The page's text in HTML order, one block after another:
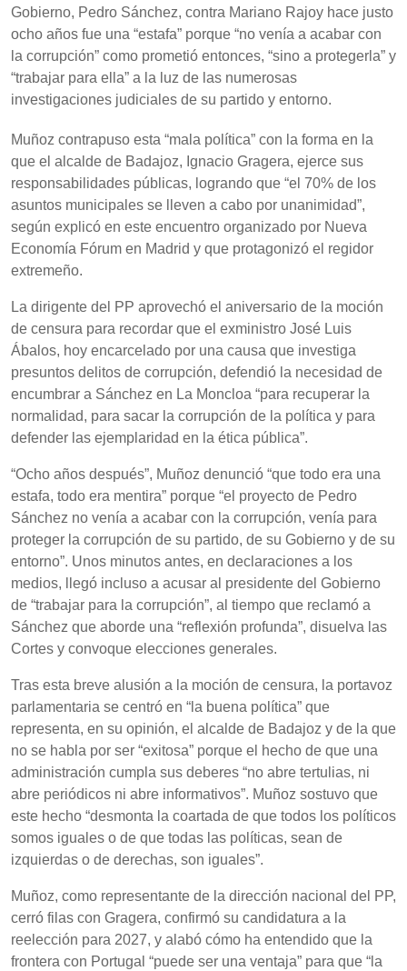
Gobierno, Pedro Sánchez, contra Mariano Rajoy hace justo
ocho años fue una “estafa” porque “no venía a acabar con
la corrupción” como prometió entonces, “sino a protegerla” y
“trabajar para ella” a la luz de las numerosas
investigaciones judiciales de su partido y entorno.
Muñoz contrapuso esta “mala política” con la forma en la
que el alcalde de Badajoz, Ignacio Gragera, ejerce sus
responsabilidades públicas, logrando que “el 70% de los
asuntos municipales se lleven a cabo por unanimidad”,
según explicó en este encuentro organizado por Nueva
Economía Fórum en Madrid y que protagonizó el regidor
extremeño.
La dirigente del PP aprovechó el aniversario de la moción
de censura para recordar que el exministro José Luis
Ábalos, hoy encarcelado por una causa que investiga
presuntos delitos de corrupción, defendió la necesidad de
encumbrar a Sánchez en La Moncloa “para recuperar la
normalidad, para sacar la corrupción de la política y para
defender las ejemplaridad en la ética pública”.
“Ocho años después”, Muñoz denunció “que todo era una
estafa, todo era mentira” porque “el proyecto de Pedro
Sánchez no venía a acabar con la corrupción, venía para
proteger la corrupción de su partido, de su Gobierno y de su
entorno”. Unos minutos antes, en declaraciones a los
medios, llegó incluso a acusar al presidente del Gobierno
de “trabajar para la corrupción”, al tiempo que reclamó a
Sánchez que aborde una “reflexión profunda”, disuelva las
Cortes y convoque elecciones generales.
Tras esta breve alusión a la moción de censura, la portavoz
parlamentaria se centró en “la buena política” que
representa, en su opinión, el alcalde de Badajoz y de la que
no se habla por ser “exitosa” porque el hecho de que una
administración cumpla sus deberes “no abre tertulias, ni
abre periódicos ni abre informativos”. Muñoz sostuvo que
este hecho “desmonta la coartada de que todos los políticos
somos iguales o de que todas las políticas, sean de
izquierdas o de derechas, son iguales”.
Muñoz, como representante de la dirección nacional del PP,
cerró filas con Gragera, confirmó su candidatura a la
reelección para 2027, y alabó cómo ha entendido que la
frontera con Portugal “puede ser una ventaja” para que “la